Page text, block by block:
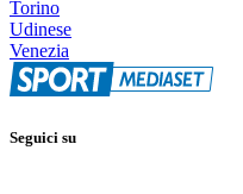
Torino
Udinese
Venezia
Seguici su